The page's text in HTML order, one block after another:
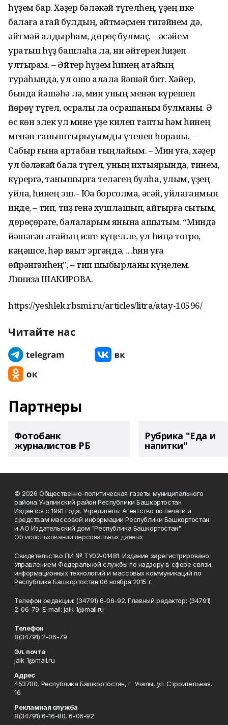
https://yeshlek.rbsmi.ru/articles/litra/atay-10596/
Читайте нас
Партнеры
Фотобанк
журналистов РБ
Рубрика "Еда и
напитки"
© 2026 Общественно-политическая газеты муниципального
района Учалинский район Республики Башкортостан.
Издается с 1991 года. Учредитель: Агентство по печати и
средствам массовой информации Республики Башкортостан
и АО Издательский дом "Республика Башкортостан".
Об использовании персональных данных
Свидетельство ПИ № ТУ02-01481. Издание зарегистрировано
Управлением Федеральной службы по надзору в сфере связи,
информационных технологий и массовых коммуникаций по
Республике Башкортостан 06 ноября 2015 г.
Телефон редакции: (34791) 6-06-92. Главный редактор: (34791)
2-06-79. Е-mаil: jaik_1@mail.ru
Телефон
8(34791) 2-06-79
Эл. почта
jaik_1@mail.ru
Адрес
453700, Республика Башкортостан, г. Учалы, ул. Строительная,
16.
Рекламная служба
8(34791) 6-16-80, 6-06-92